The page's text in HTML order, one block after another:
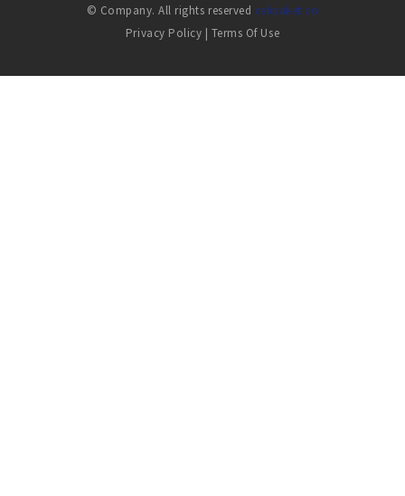
© Company. All rights reserved cekpaket.co
Privacy Policy | Terms Of Use